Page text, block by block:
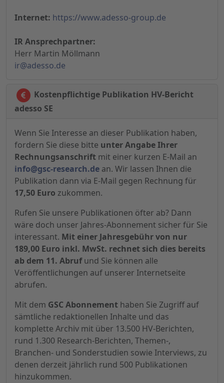
Internet: https://www.adesso-group.de
IR Ansprechpartner:
Herr Martin Möllmann
ir@adesso.de
Kostenpflichtige Publikation HV-Bericht
adesso SE
Wenn Sie Interesse an dieser Publikation haben,
fordern Sie diese bitte unter Angabe Ihrer
Rechnungsanschrift mit einer kurzen E-Mail an
info@gsc-research.de an. Wir lassen Ihnen die
Publikation dann via E-Mail gegen Rechnung für
17,50 Euro zukommen.
Rufen Sie unsere Publikationen öfter ab? Dann
wäre doch unser Jahres-Abonnement sicher für Sie
interessant. Mit einer Jahresgebühr von nur
189,00 Euro inkl. MwSt. rechnet sich dies bereits
ab dem 11. Abrufund Sie können alle
Veröffentlichungen auf unserer Internetseite
abrufen.
Mit dem GSC Abonnement haben Sie Zugriff auf
sämtliche redaktionellen Inhalte und das
komplette Archiv mit über 13.500 HV-Berichten,
rund 1.300 Research-Berichten, Themen-,
Branchen- und Sonderstudien sowie Interviews, zu
denen derzeit jährlich rund 500 Publikationen
hinzukommen.